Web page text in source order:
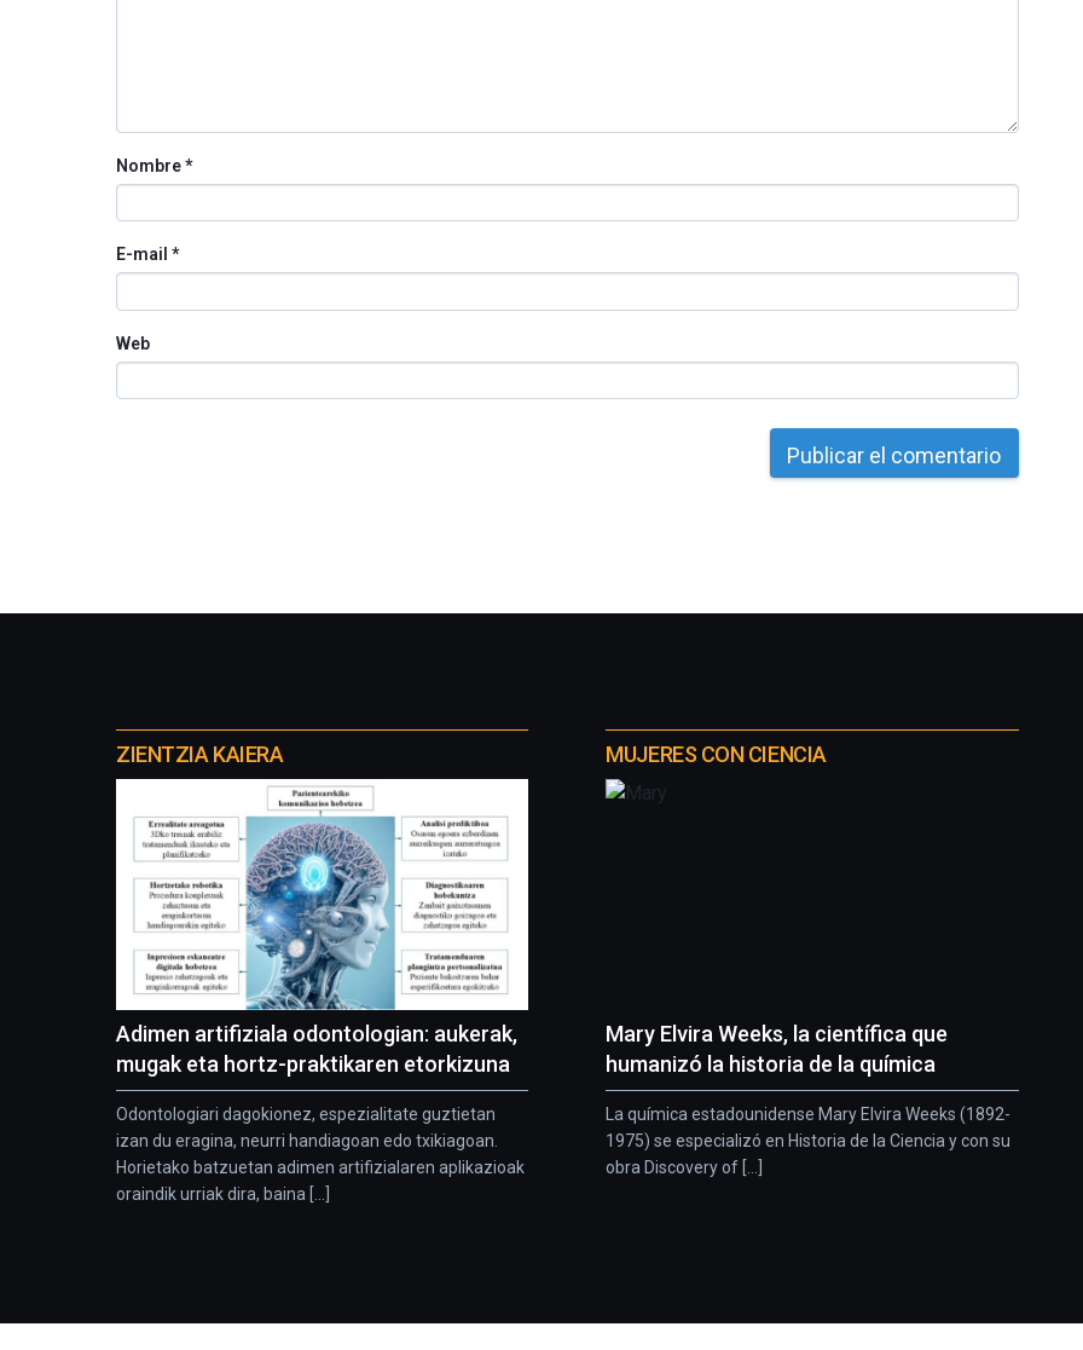
Nombre*
E-mail *
Web
proyectos
ZIENTZIA KAIERA
Adimen artifiziala odontologian: aukerak,
mugak eta hortz-praktikaren etorkizuna
Odontologiari dagokionez, espezialitate guztietan
izan du eragina, neurri handiagoan edo txikiagoan.
Horietako batzuetan adimen artifizialaren aplikazioak
oraindik urriak dira, baina [...]
MUJERES CON CIENCIA
Mary Elvira Weeks, la científica que
humanizó la historia de la química
La química estadounidense Mary Elvira Weeks (1892-
1975) se especializó en Historia de la Ciencia y con su
obra Discovery of [...]